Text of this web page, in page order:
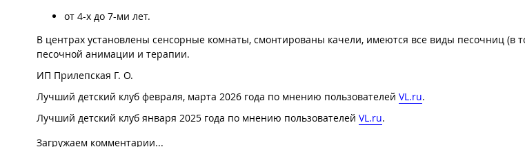
от 4-х до 7-ми лет.
В центрах установлены сенсорные комнаты, смонтированы качели, имеются все виды песочниц (в
песочной анимации и терапии.
ИП Прилепская Г. О.
Лучший детский клуб февраля, марта 2026 года по мнению пользователей VL.ru.
Лучший детский клуб января 2025 года по мнению пользователей VL.ru.
Загружаем комментарии...